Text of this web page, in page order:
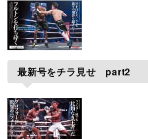
最新号をチラ見せ part2